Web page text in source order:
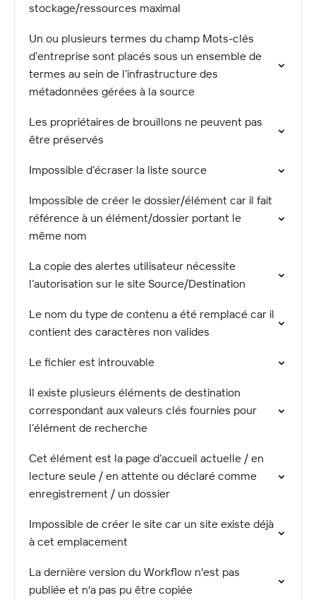
stockage/ressources maximal
Un ou plusieurs termes du champ Mots-clés
d’entreprise sont placés sous un ensemble de
termes au sein de l’infrastructure des
métadonnées gérées à la source
Les propriétaires de brouillons ne peuvent pas
être préservés
Impossible d’écraser la liste source
Impossible de créer le dossier/élément car il fait
référence à un élément/dossier portant le
même nom
La copie des alertes utilisateur nécessite
l’autorisation sur le site Source/Destination
Le nom du type de contenu a été remplacé car il
contient des caractères non valides
Le fichier est introuvable
Il existe plusieurs éléments de destination
correspondant aux valeurs clés fournies pour
l’élément de recherche
Cet élément est la page d’accueil actuelle / en
lecture seule / en attente ou déclaré comme
enregistrement / un dossier
Impossible de créer le site car un site existe déjà
à cet emplacement
La dernière version du Workflow n'est pas
publiée et n'a pas pu être copiée